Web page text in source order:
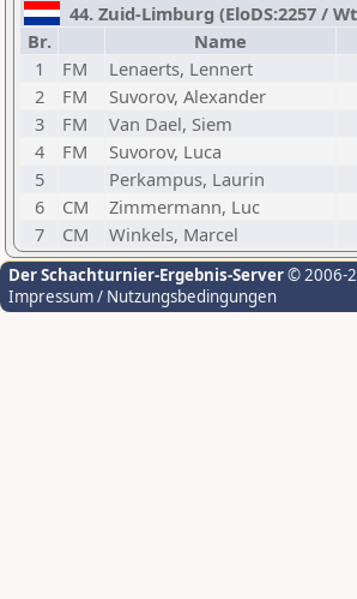
44. Zuid-Limburg (EloDS:2257 /
Br.
Name
1
FM Lenaerts, Lennert
2
FM Suvorov, Alexander
3
FM Van Dael, Siem
4
FM Suvorov, Luca
5
Perkampus, Laurin
6
CM Zimmermann, Luc
7
CM Winkels, Marcel
Der Schachturnier-Ergebnis-Server© 2006-
Impressum / Nutzungsbedingungen